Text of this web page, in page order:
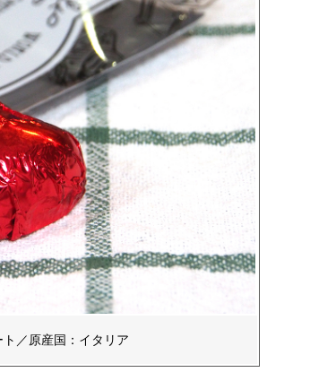
／原産国：イタリア